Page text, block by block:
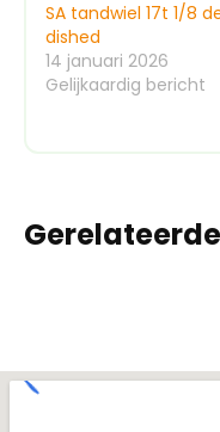
SA tandwiel 17t 1/8
dished
14 januari 2026
Gelijkaardig bericht